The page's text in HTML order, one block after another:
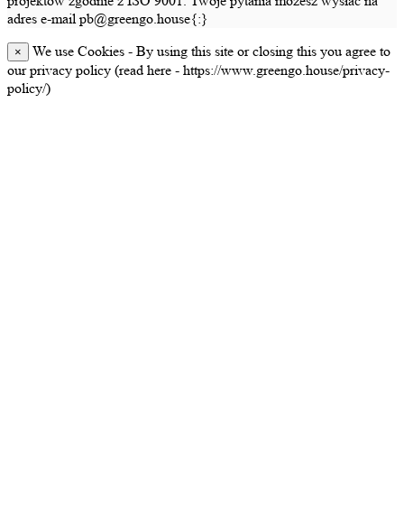
adres e-mail pb@greengo.house{:}
×
We use Cookies - By using this site or closing this you agree to
our privacy policy (read here - https://www.greengo.house/privacy-
policy/)